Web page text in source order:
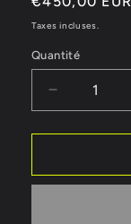
habituel
Taxes incluses.
Quantité
Réduire
la
quantité
Gaïa